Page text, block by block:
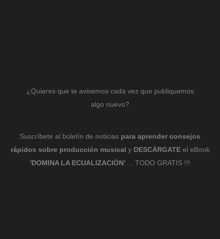
¿Quieres que te avisemos cada vez que publiquemos
algo nuevo?
Suscríbete al boletín de noticias para aprender consejos
rápidos sobre producción musical y DESCÁRGATEel eBook
'DOMINA LA ECUALIZACIÓN' ... TODO GRATIS !!!